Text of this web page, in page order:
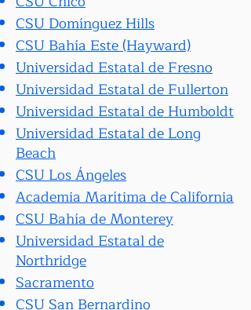
CSU Domínguez Hills
CSU Bahía Este (Hayward)
Universidad Estatal de Fresno
Universidad Estatal de Fullerton
Universidad Estatal de Humboldt
Universidad Estatal de Long
Beach
CSU Los Ángeles
Academia Marítima de California
CSU Bahía de Monterey
Universidad Estatal de
Northridge
Sacramento
CSU San Bernardino